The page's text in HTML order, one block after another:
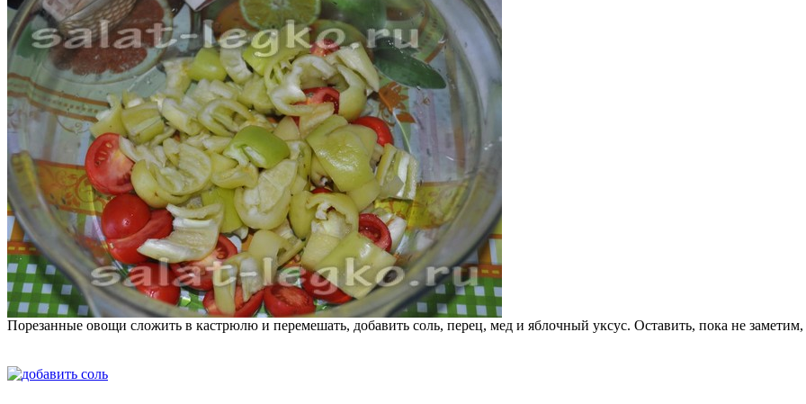
Порезанные овощи сложить в кастрюлю и перемешать, добавить соль, перец, мед и яблочный уксус. Оставить, пока не заметим,